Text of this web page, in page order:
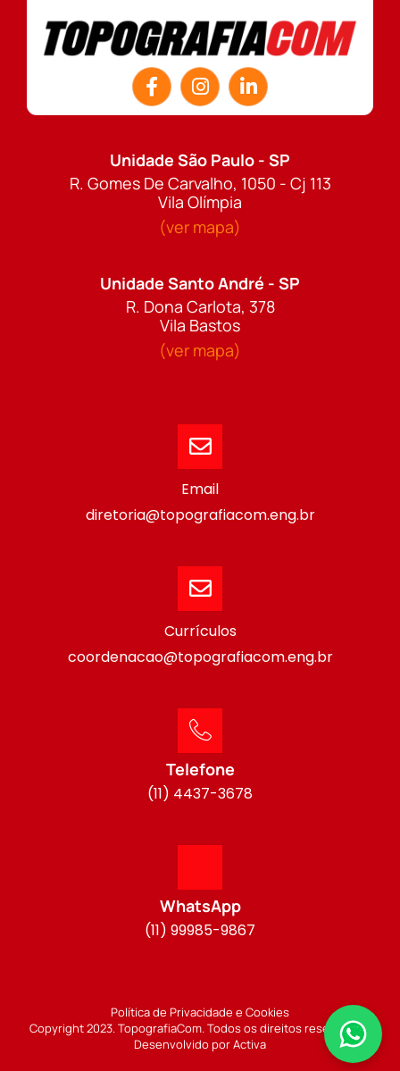
Unidade São Paulo - SP
R. Gomes De Carvalho, 1050 - Cj 113
Vila Olímpia
(ver mapa)
Unidade Santo André - SP
R. Dona Carlota, 378
Vila Bastos
(ver mapa)
Email
diretoria@topografiacom.eng.br
Currículos
coordenacao@topografiacom.eng.br
Telefone
(11) 4437-3678
WhatsApp
(11) 99985-9867
Política de Privacidade e Cookies
Copyright 2023. TopografiaCom. Todos os direitos reservados.
Desenvolvido por Activa